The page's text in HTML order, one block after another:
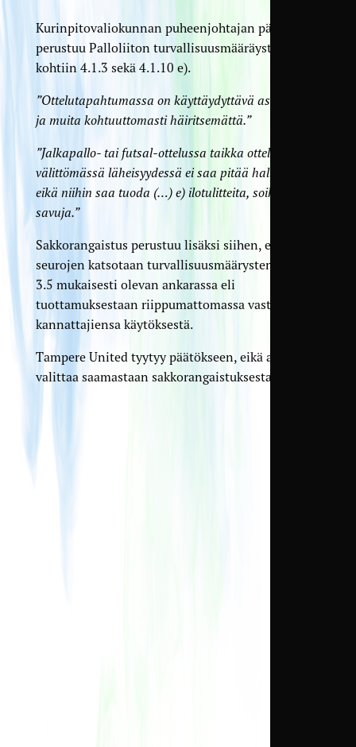
Kurinpitovaliokunnan puheenjohtajan päätös
perustuu Palloliiton turvallisuusmääräysten
kohtiin 4.1.3 sekä 4.1.10 e).
”Ottelutapahtumassa on käyttäydyttävä asiallisesti
ja muita kohtuuttomasti häiritsemättä.”
”Jalkapallo- tai futsal-ottelussa taikka ottelupaikan
välittömässä läheisyydessä ei saa pitää hallussa
eikä niihin saa tuoda (…) e) ilotulitteita, soihtuja tai
savuja.”
Sakkorangaistus perustuu lisäksi siihen, että
seurojen katsotaan turvallisuusmäärysten kohdan
3.5 mukaisesti olevan ankarassa eli
tuottamuksestaan riippumattomassa vastuussa
kannattajiensa käytöksestä.
Tampere United tyytyy päätökseen, eikä aio
valittaa saamastaan sakkorangaistuksesta.